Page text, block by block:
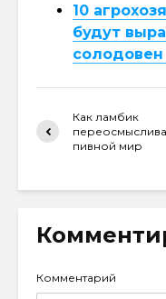
10
будут
солодовен
Как ламбик
пивной мир
Комментарий